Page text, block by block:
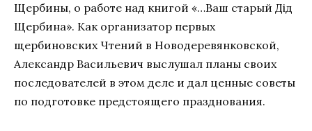
Щербины, о работе над книгой «…Ваш старый Дiд
Щербина». Как организатор первых
щербиновских Чтений в Новодеревянковской,
Александр Васильевич выслушал планы своих
последователей в этом деле и дал ценные советы
по подготовке предстоящего празднования.